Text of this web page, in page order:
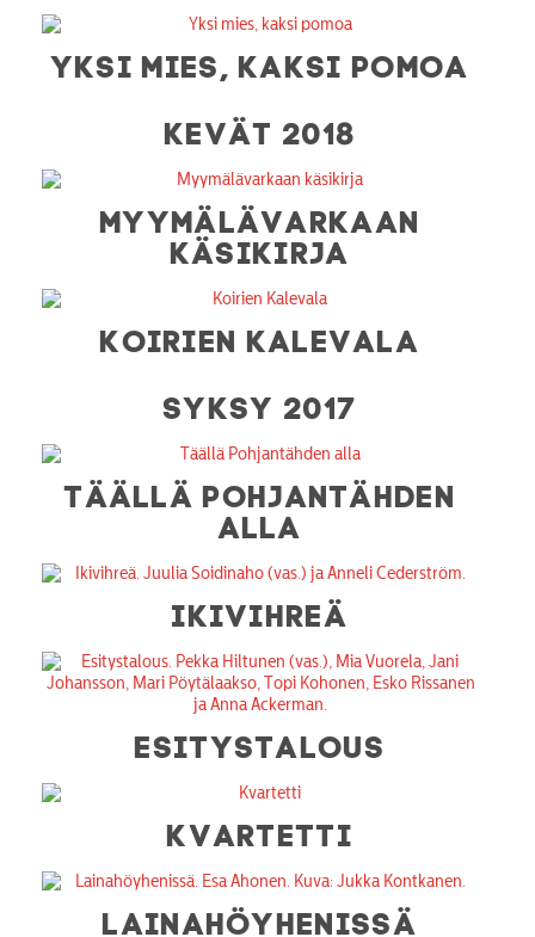
YKSI MIES, KAKSI POMOA
KEVÄT 2018
MYYMÄLÄVARKAAN
KÄSIKIRJA
KOIRIEN KALEVALA
SYKSY 2017
TÄÄLLÄ POHJANTÄHDEN
ALLA
IKIVIHREÄ
ESITYSTALOUS
KVARTETTI
LAINAHÖYHENISSÄ